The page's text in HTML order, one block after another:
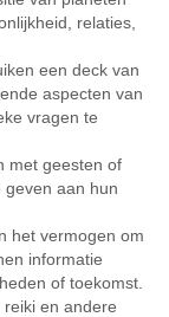
relaties,
een deck van
aspecten van
vragen te
met geesten of
aan hun
het vermogen om
informatie
of toekomst.
en andere